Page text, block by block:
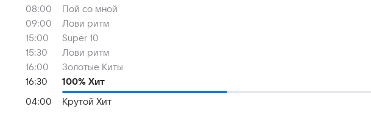
08:00
Пой со мной
09:00
Лови ритм
15:00
Super 10
15:30
Лови ритм
16:00
Золотые Киты
16:30
100% Хит
04:00 Крутой Хит